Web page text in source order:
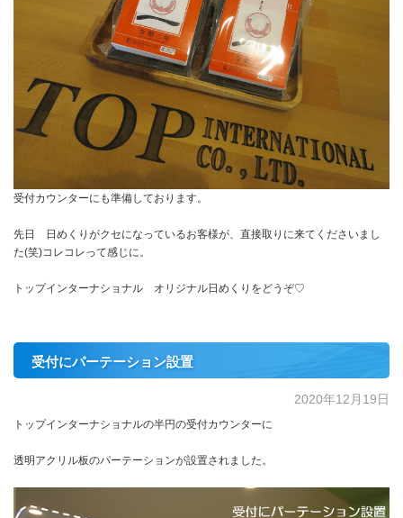
受付カウンターにも準備しております。
先日 日めくりがクセになっているお客様が、直接取りに来てくださいまし
た(笑)コレコレって感じに。
トップインターナショナル オリジナル日めくりをどうぞ♡
受付にパーテーション設置
2020年12月19日
トップインターナショナルの半円の受付カウンターに
透明アクリル板のパーテーションが設置されました。